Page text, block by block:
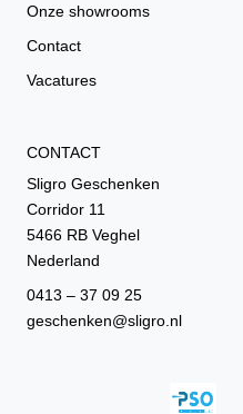
Onze showrooms
Contact
Vacatures
CONTACT
Sligro Geschenken
Corridor 11
5466 RB Veghel
Nederland
0413 – 37 09 25
geschenken@sligro.nl